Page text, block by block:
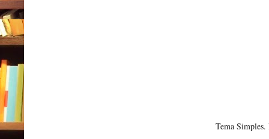
Tema